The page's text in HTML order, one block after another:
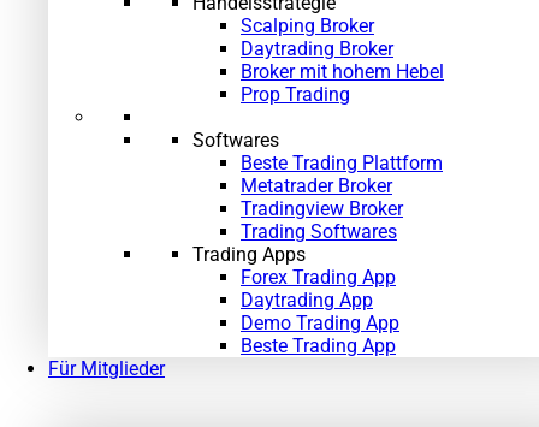
Scalping Broker
Daytrading Broker
Broker mit hohem Hebel
Prop Trading
Softwares
Beste Trading Plattform
Metatrader Broker
Tradingview Broker
Trading Softwares
Trading Apps
Forex Trading App
Daytrading App
Demo Trading App
Beste Trading App
Für Mitglieder